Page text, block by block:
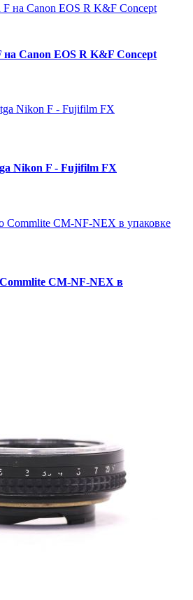
на Canon EOS R K&F Concept
Nikon F - Fujifilm FX
CM-NF-NEX в